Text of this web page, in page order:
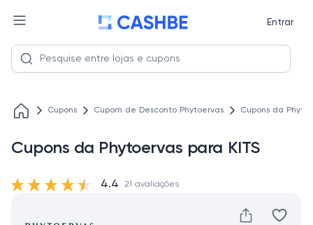
Entrar
Cupons Cupom de Desconto Phytoervas Cupons da
Cupons da Phytoervas para KITS
4.4 21 avaliações